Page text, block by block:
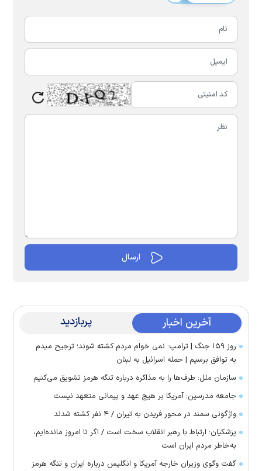
آخرین اخبار پربازدید
روز ۱۵۹ جنگ | ترامپ: نمی خوام مردم کشته شوند؛ ترجیح میدم
به توافق برسیم | حمله اسرائیل به لبنان
سازمان ملل: طرف‌ها را به مذاکره درباره تنگه هرمز تشویق می‌کنیم
جامعه مدرسین: آمریکا بر هیچ عهد و پیمانی متعهد نیست
واژگونی سمند در محور فریدن به تیران / ۴ نفر کشته شدند
پزشکیان: ارتباط با رهبر انقلاب سخت است / اگر تا امروز مانده‌ایم،
به‌خاطر مردم ایران است
گفت وگوی وزیران خارجه آمریکا و انگلیس درباره ایران و تنگه هرمز